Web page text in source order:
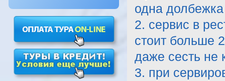
одна
2. сервис в
стоит больше
даже сесть не
3. при